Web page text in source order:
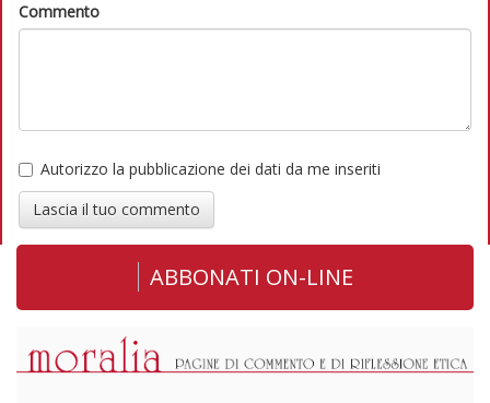
Commento
Autorizzo la pubblicazione dei dati da me inseriti
Lascia il tuo commento
ABBONATI ON-LINE